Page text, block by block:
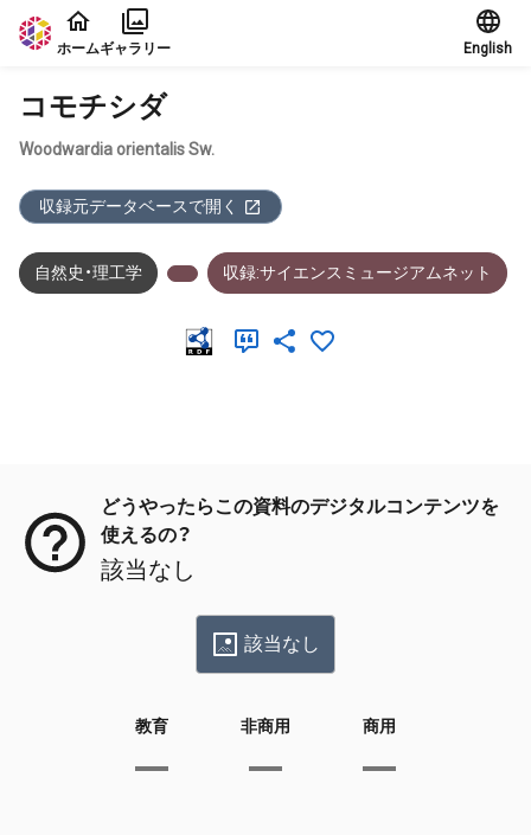
本文に飛ぶ
ホームギャラリー English
コモチシダ
Woodwardia orientalis Sw.
収録元データベースで開く
自然史・理工学 収録:サイエンスミュージアムネット
どうやったらこの資料のデジタルコンテンツを
使えるの？
該当なし
該当なし
教育 非商用 商用